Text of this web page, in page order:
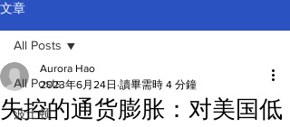
文章
All Posts
波士顿
All Posts
失控的通货膨胀：对美国低
Aurora Hao
2023年6月24日 讀畢需時 4 分鐘